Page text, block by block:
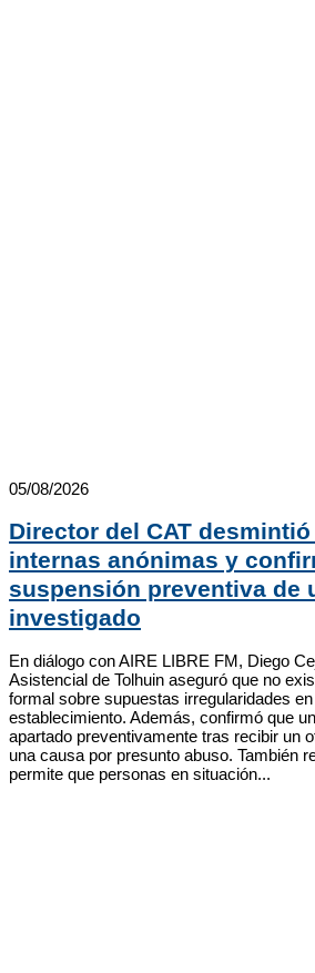
05/08/2026
Director del CAT
internas anónimas y
suspensión preventiva de
investigado
En diálogo con AIRE LIBRE FM, Diego
Asistencial de Tolhuin aseguró que no
formal sobre supuestas irregularidades
establecimiento. Además, confirmó que
apartado preventivamente tras recibir un
una causa por presunto abuso. También
permite que personas en situación...